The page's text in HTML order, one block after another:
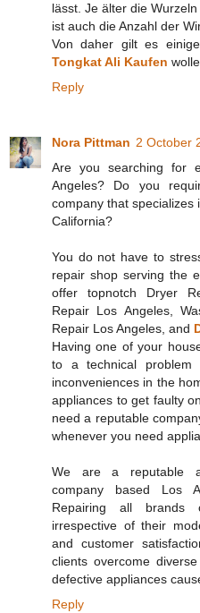
lässt. Je älter die
ist auch die Anzahl der
Von daher gilt es
Tongkat Ali Kaufen
Reply
Nora Pittman 2 October
Are you searching for
Angeles? Do you
company that specializes
California?
You do not have to
repair shop serving the
offer topnotch Dryer
Repair Los Angeles,
Repair Los Angeles, and
Having one of your
to a technical
inconveniences in the
appliances to get faulty
need a reputable
whenever you need
We are a reputable
company based Los
Repairing all brands
irrespective of their
and customer
clients overcome
defective appliances
Reply